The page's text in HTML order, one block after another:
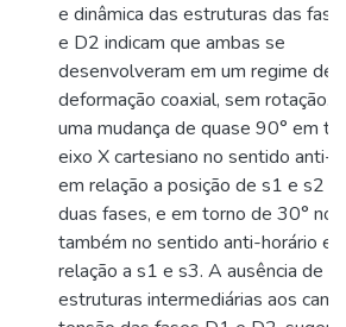
e dinâmica das estruturas das
e D2 indicam que ambas se
desenvolveram em um regime de
deformação coaxial, sem rotação.
uma mudança de quase 90° em
eixo X cartesiano no sentido anti-
em relação a posição de s1 e s2
duas fases, e em torno de 30° no
também no sentido anti-horário
relação a s1 e s3. A ausência de
estruturas intermediárias aos